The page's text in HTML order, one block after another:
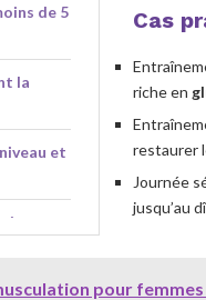
de 5
la
et
Cas
riche en
restaurer
Journée
jusqu’au
pour